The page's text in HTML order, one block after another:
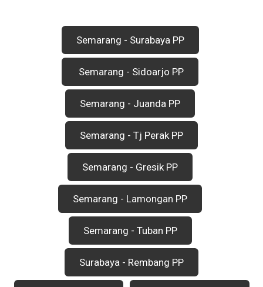
Semarang - Surabaya PP
Semarang - Sidoarjo PP
Semarang - Juanda PP
Semarang - Tj Perak PP
Semarang - Gresik PP
Semarang - Lamongan PP
Semarang - Tuban PP
Surabaya - Rembang PP